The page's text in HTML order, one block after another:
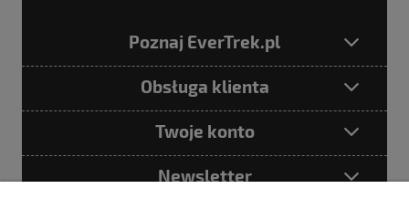
Poznaj EverTrek.pl
Obsługa klienta
Twoje konto
Newsletter